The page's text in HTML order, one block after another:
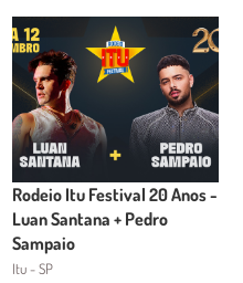
Rodeio Itu Festival 20 Anos -
Luan Santana + Pedro
Sampaio
Itu - SP